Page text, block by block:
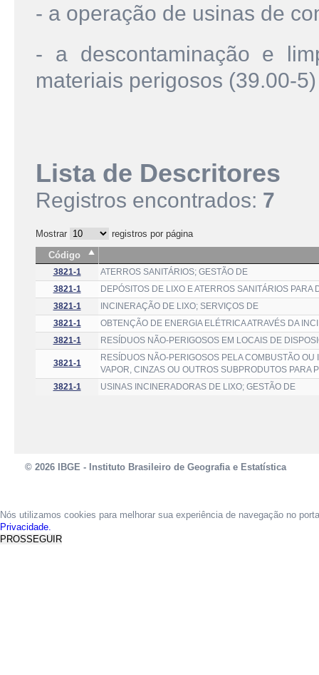
- a operação de usinas de
- a descontaminação e
materiais perigosos (39.00-5)
Lista de Descritores
Registros encontrados: 7
Mostrar
registros por página
Código
3821-1
ATERROS SANITÁRIOS; GESTÃO DE
3821-1
DEPÓSITOS DE LIXO E ATERROS SANITÁRIOS
3821-1
INCINERAÇÃO DE LIXO; SERVIÇOS DE
3821-1
OBTENÇÃO DE ENERGIA ELÉTRICA ATRAVÉS DA
3821-1
RESÍDUOS NÃO-PERIGOSOS EM LOCAIS DE
3821-1
RESÍDUOS NÃO-PERIGOSOS PELA COMBUSTÃO
VAPOR, CINZAS OU OUTROS SUBPRODUTOS PARA
3821-1
USINAS INCINERADORAS DE LIXO; GESTÃO DE
© 2026 IBGE - Instituto Brasileiro de Geografia e Estatística
Nós utilizamos cookies para melhorar sua experiência de navegação no
Privacidade.
PROSSEGUIR